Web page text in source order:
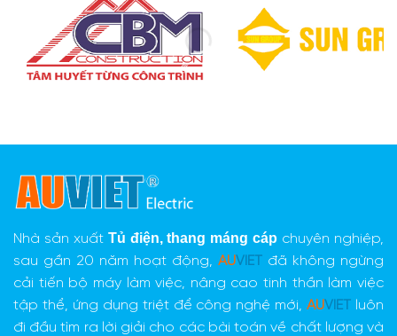
Nhà sản xuất Tủ điện,thang máng cáp chuyên nghiệp,
sau gần 20 năm hoạt động, AUVIET đã không ngừng
cải tiến bộ máy làm việc, nâng cao tinh thần làm việc
tập thể, ứng dụng triệt để công nghệ mới,AUVIET luôn
đi đầu tìm ra lời giải cho các bài toán về chất lượng và